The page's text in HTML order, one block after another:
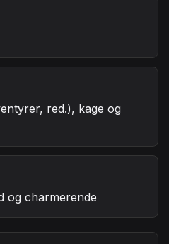
red.), kage og
og charmerende